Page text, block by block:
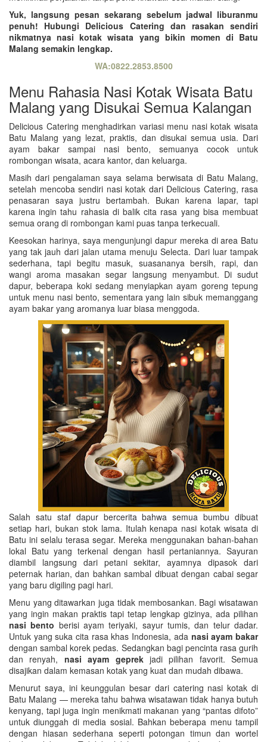
Yuk, langsung pesan sekarang sebelum jadwal liburanmu
penuh! Hubungi Delicious Catering dan rasakan sendiri
nikmatnya nasi kotak wisata yang bikin momen di Batu
Malang semakin lengkap.
WA:0822.2853.8500
Menu Rahasia Nasi Kotak Wisata Batu
Malang yang Disukai Semua Kalangan
Delicious Catering menghadirkan variasi menu nasi kotak wisata
Batu Malang yang lezat, praktis, dan disukai semua usia. Dari
ayam bakar sampai nasi bento, semuanya cocok untuk
rombongan wisata, acara kantor, dan keluarga.
Masih dari pengalaman saya selama berwisata di Batu Malang,
setelah mencoba sendiri nasi kotak dari Delicious Catering, rasa
penasaran saya justru bertambah. Bukan karena lapar, tapi
karena ingin tahu rahasia di balik cita rasa yang bisa membuat
semua orang di rombongan kami puas tanpa terkecuali.
Keesokan harinya, saya mengunjungi dapur mereka di area Batu
yang tak jauh dari jalan utama menuju Selecta. Dari luar tampak
sederhana, tapi begitu masuk, suasananya bersih, rapi, dan
wangi aroma masakan segar langsung menyambut. Di sudut
dapur, beberapa koki sedang menyiapkan ayam goreng tepung
untuk menu nasi bento, sementara yang lain sibuk memanggang
ayam bakar yang aromanya luar biasa menggoda.
Salah satu staf dapur bercerita bahwa semua bumbu dibuat
setiap hari, bukan stok lama. Itulah kenapa nasi kotak wisata di
Batu ini selalu terasa segar. Mereka menggunakan bahan-bahan
lokal Batu yang terkenal dengan hasil pertaniannya. Sayuran
diambil langsung dari petani sekitar, ayamnya dipasok dari
peternak harian, dan bahkan sambal dibuat dengan cabai segar
yang baru digiling pagi hari.
Menu yang ditawarkan juga tidak membosankan. Bagi wisatawan
yang ingin makan praktis tapi tetap lengkap gizinya, ada pilihan
nasi bento berisi ayam teriyaki, sayur tumis, dan telur dadar.
Untuk yang suka cita rasa khas Indonesia, ada nasi ayam bakar
dengan sambal korek pedas. Sedangkan bagi pencinta rasa gurih
dan renyah, nasi ayam geprekjadi pilihan favorit. Semua
disajikan dalam kemasan kotak yang kuat dan mudah dibawa.
Menurut saya, ini keunggulan besar dari catering nasi kotak di
Batu Malang — mereka tahu bahwa wisatawan tidak hanya butuh
kenyang, tapi juga ingin menikmati makanan yang “pantas difoto”
untuk diunggah di media sosial. Bahkan beberapa menu tampil
dengan hiasan sederhana seperti potongan timun dan wortel